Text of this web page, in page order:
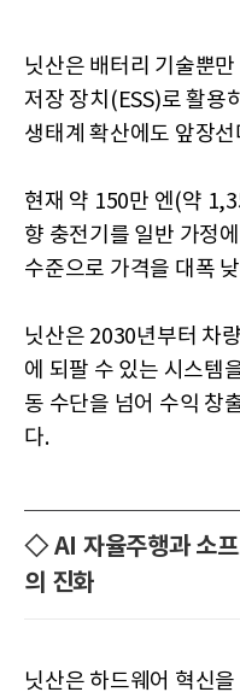
닛산은 배터리 기술뿐
저장 장치(ESS)로 활
생태계 확산에도 앞장선
현재 약 150만 엔(약
향 충전기를 일반 가정
수준으로 가격을 대폭
닛산은 2030년부터 차
에 되팔 수 있는 시스템
동 수단을 넘어 수익 창
다.
◇ AI 자율주행과 소
의 진화
닛산은 하드웨어 혁신